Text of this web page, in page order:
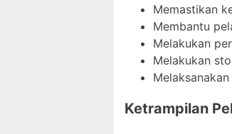
Memastikan
Membantu
Melakukan
Melakukan
Ketrampilan